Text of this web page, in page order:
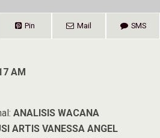
Pin Mail SMS
AM
ANALISIS WACANA
ARTIS VANESSA ANGEL